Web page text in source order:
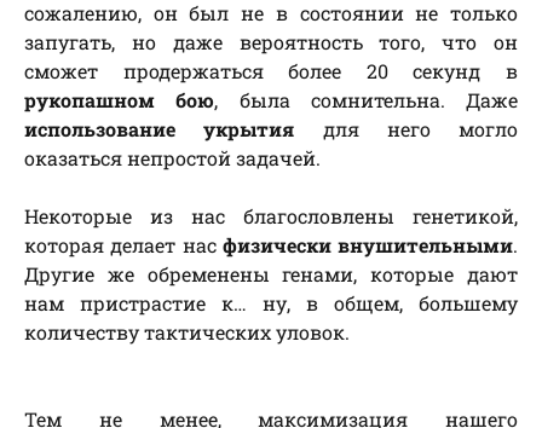
сожалению, он был не в состоянии не только
запугать, но даже вероятность того, что он
сможет продержаться более 20 секунд в
рукопашном бою, была сомнительна. Даже
использование укрытия для него могло
оказаться непростой задачей.
Некоторые из нас благословлены генетикой,
которая делает нас физически внушительными.
Другие же обременены генами, которые дают
нам пристрастие к… ну, в общем, большему
количеству тактических уловок.
Тем не менее, максимизация нашего